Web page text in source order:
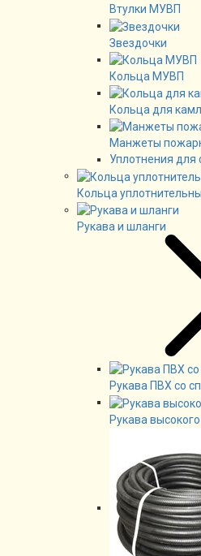
Втулки МУВП
Звездочки
Кольца МУВП
Кольца для
Манжеты
Уплотнения для
Кольца
Рукава и шланги
Рукава ПВХ со
Рукава